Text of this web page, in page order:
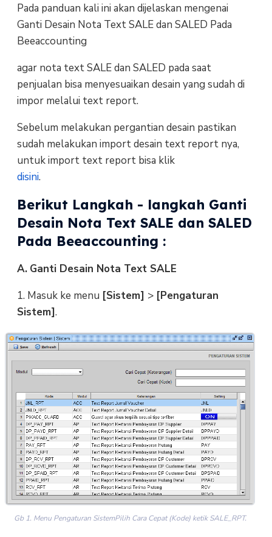
Pada panduan kali ini akan dijelaskan mengenai
Ganti Desain Nota Text SALE dan SALED Pada
Beeaccounting
agar nota text SALE dan SALED pada saat
penjualan bisa menyesuaikan desain yang sudah di
impor melalui text report.
Sebelum melakukan pergantian desain pastikan
sudah melakukan import desain text report nya,
untuk import text report bisa klik
disini.
Berikut Langkah - langkah Ganti
Desain Nota Text SALE dan SALED
Pada Beeaccounting :
A. Ganti Desain Nota Text SALE
1. Masuk ke menu [Sistem] > [Pengaturan
Sistem].
Gb 1. Menu Pengaturan SistemPilih Cara Cepat (Kode) ketik SALE_RPT.